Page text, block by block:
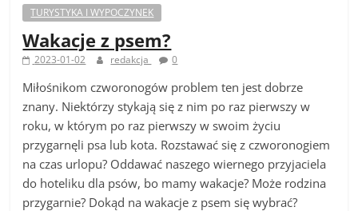
TURYSTYKA I WYPOCZYNEK
Wakacje z psem?
2023-01-02 redakcja 0
Miłośnikom czworonogów problem ten jest dobrze
znany. Niektórzy stykają się z nim po raz pierwszy w
roku, w którym po raz pierwszy w swoim życiu
przygarnęli psa lub kota. Rozstawać się z czworonogiem
na czas urlopu? Oddawać naszego wiernego przyjaciela
do hoteliku dla psów, bo mamy wakacje? Może rodzina
przygarnie? Dokąd na wakacje z psem się wybrać?